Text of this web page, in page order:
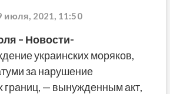
июля, 2021, 11:50
– Новости-
украинских моряков,
за нарушение
границ, — вынужденным акт,